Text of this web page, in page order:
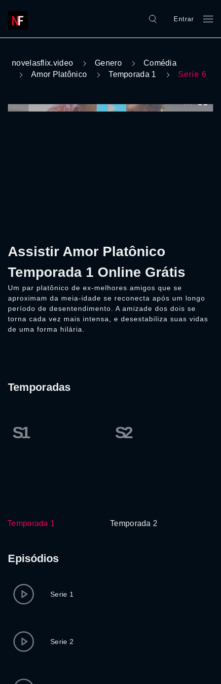
Entrar
novelasflix.video Genero
Comédia
Amor Platônico
Temporada 1 Serie 6
Assistir Amor Platônico
Temporada 1 Online Grátis
Um par platônico de ex-melhores amigos que se
aproximam da meia-idade se reconecta após um longo
período de desentendimento. A amizade dos dois se
torna cada vez mais intensa, e desestabiliza suas vidas
de uma forma hilária.
Temporadas
S1
Temporada 1
S2
Temporada 2
Episódios
Serie 1
Serie 2